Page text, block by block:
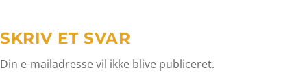
SKRIV ET SVAR
Din e-mailadresse vil ikke blive publiceret.